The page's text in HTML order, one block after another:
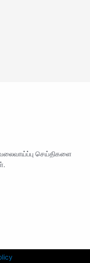
செய்திகளை